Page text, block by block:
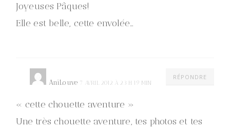
Joyeuses Pâques!
Elle est belle, cette envolée…
RÉPONDRE
AniLouve 7 AVRIL 2012 À 23 H 19 MIN
« cette chouette aventure »
Une très chouette aventure, tes photos et tes